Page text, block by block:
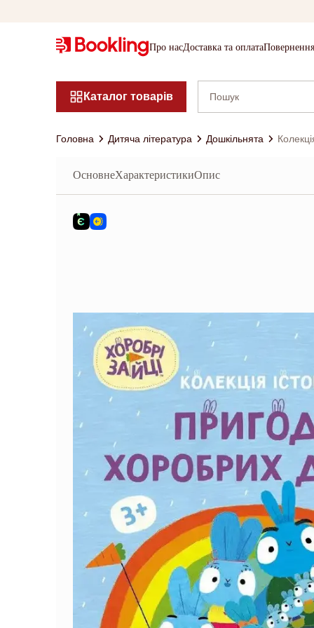
Про насДоставка та оплата
Каталог товарів
Головна Дитяча література Дошкільнята
ОсновнеХарактеристикиОпис